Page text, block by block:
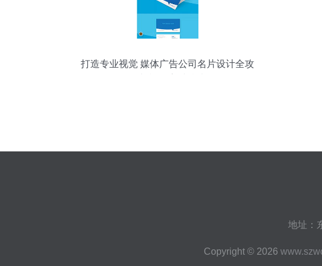
打造专业视觉 媒体广告公司名片设计全攻
地址：
Copyright © 2026